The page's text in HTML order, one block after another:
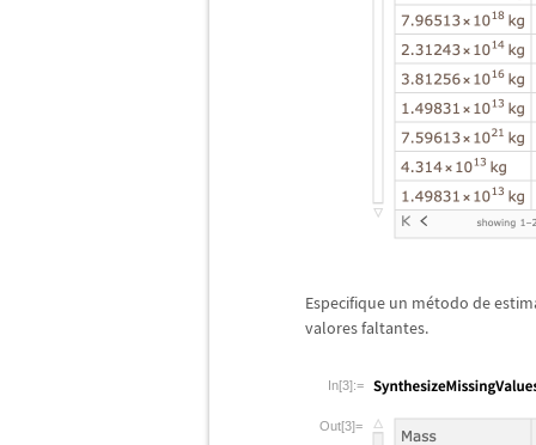
Especifique un método de
valores faltantes.
In[3]:=
Out[3]=